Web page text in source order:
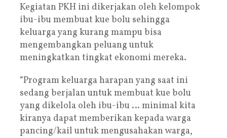
Kegiatan PKH ini dikerjakan oleh kelompok
ibu-ibu membuat kue bolu sehingga
keluarga yang kurang mampu bisa
mengembangkan peluang untuk
meningkatkan tingkat ekonomi mereka.
“Program keluarga harapan yang saat ini
sedang berjalan untuk membuat kue bolu
yang dikelola oleh ibu-ibu … minimal kita
kiranya dapat memberikan kepada warga
pancing/kail untuk mengusahakan warga,